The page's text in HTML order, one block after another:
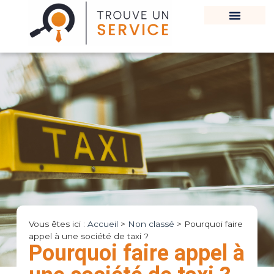
Vous êtes ici : Accueil > Non classé > Pourquoi faire
appel à une société de taxi ?
Pourquoi faire appel à